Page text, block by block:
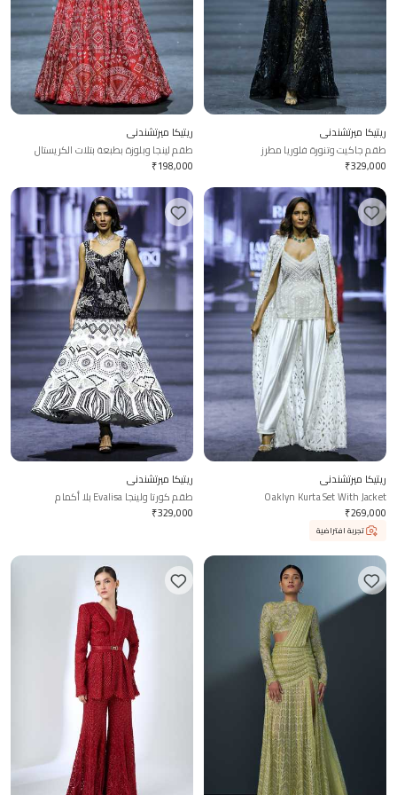
ريتيكا ميرتشندني
طقم جاكيت وتنورة فلوريا مطرز
₹329,000
ريتيكا ميرتشندني
طقم لينجا وبلوزة بطبعة بتلات الكريستال
₹198,000
ريتيكا ميرتشندني
Oaklyn Kurta Set With Jacket
₹269,000
تجربة افتراضية
ريتيكا ميرتشندني
طقم كورتا ولينجا Evalisa بلا أكمام
₹329,000